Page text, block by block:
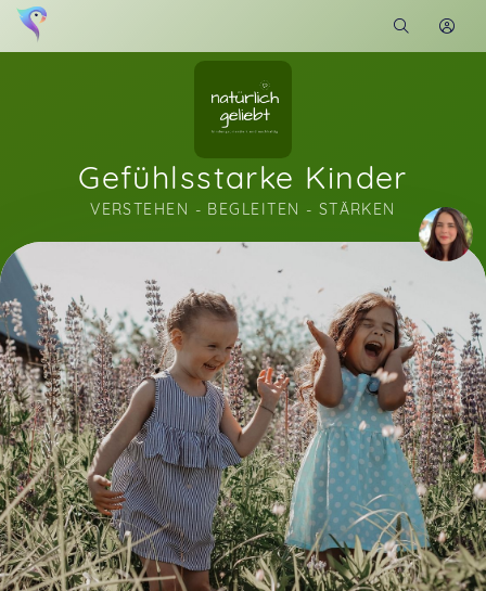
Gefühlsstarke Kinder
VERSTEHEN - BEGLEITEN - STÄRKEN
Soon you will learn more about me here...